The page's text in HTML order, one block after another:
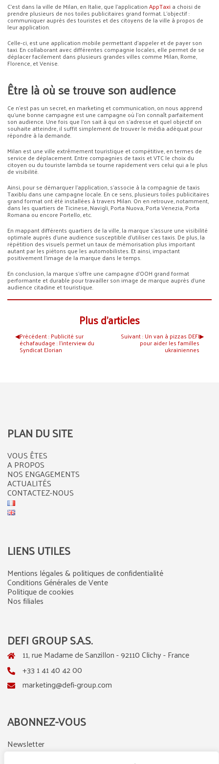
C’est dans la ville de Milan, en Italie, que l’applicationAppTaxi a choisi de
prendre plusieurs de nos toiles publicitaires grand format. L’objectif :
communiquer auprès des touristes et des citoyens de la ville à propos de
leur application.
Celle-ci, est une application mobile permettant d’appeler et de payer son
taxi. En collaborant avec différentes compagnie locales, elle permet de se
déplacer facilement dans plusieurs grandes villes comme Milan, Rome,
Florence, et Venise.
Être là où se trouve son audience
Ce n’est pas un secret, en marketing et communication, on nous apprend
qu’une bonne campagne est une campagne où l’on connaît parfaitement
son audience. Une fois que l’on sait à qui on s’adresse et quel objectif on
souhaite atteindre, il suffit simplement de trouver le média adéquat pour
répondre à la demande.
Milan est une ville extrêmement touristique et compétitive, en termes de
service de déplacement. Entre compagnies de taxis et VTC le choix du
citoyen ou du touriste lambda se tourne rapidement vers celui qui a le plus
de visibilité.
Ainsi, pour se démarquer l’application, s’associe à la compagnie de taxis
Taxiblu dans une campagne locale. En ce sens, plusieurs toiles publicitaires
grand format ont été installées à travers Milan. On en retrouve, notamment,
dans les quartiers de Ticinese, Navigli, Porta Nuova, Porta Venezia, Porta
Romana ou encore Portello, etc.
En mappant différents quartiers de la ville, la marque s’assure une visibilité
optimale auprès d’une audience susceptible d’utiliser ces taxis. De plus, la
répétition des visuels permet un taux de mémorisation plus important
autant par les piétons que les automobilistes. Et ainsi, impactant
positivement l’image de la marque dans le temps.
En conclusion, la marque s’offre une campagne d’OOH grand format
performante et durable pour travailler son image de marque auprès d’une
audience citadine et touristique.
Plus d’articles
◀︎Précédent :Publicité sur
échafaudage : l’interview du
Syndicat Elorian
Suivant :Un van à pizzas DEFI
pour aider les familles
ukrainiennes
▶︎
PLAN DU SITE
VOUS ÊTES
A PROPOS
NOS ENGAGEMENTS
ACTUALITÉS
CONTACTEZ-NOUS
LIENS UTILES
Mentions légales & politiques de confidentialité
Conditions Générales de Vente
Politique de cookies
Nos filiales
DEFI GROUP S.A.S.
11, rue Madame de Sanzillon - 92110 Clichy - France
+33 1 41 40 42 00
marketing@defi-group.com
ABONNEZ-VOUS
Newsletter